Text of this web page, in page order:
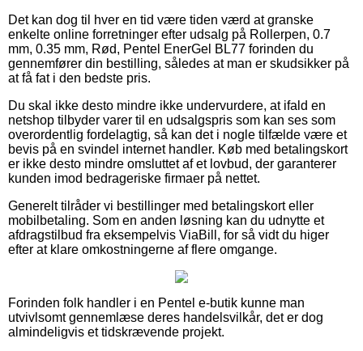
Det kan dog til hver en tid være tiden værd at granske
enkelte online forretninger efter udsalg på Rollerpen, 0.7
mm, 0.35 mm, Rød, Pentel EnerGel BL77 forinden du
gennemfører din bestilling, således at man er skudsikker på
at få fat i den bedste pris.
Du skal ikke desto mindre ikke undervurdere, at ifald en
netshop tilbyder varer til en udsalgspris som kan ses som
overordentlig fordelagtig, så kan det i nogle tilfælde være et
bevis på en svindel internet handler. Køb med betalingskort
er ikke desto mindre omsluttet af et lovbud, der garanterer
kunden imod bedrageriske firmaer på nettet.
Generelt tilråder vi bestillinger med betalingskort eller
mobilbetaling. Som en anden løsning kan du udnytte et
afdragstilbud fra eksempelvis ViaBill, for så vidt du higer
efter at klare omkostningerne af flere omgange.
Forinden folk handler i en Pentel e-butik kunne man
utvivlsomt gennemlæse deres handelsvilkår, det er dog
almindeligvis et tidskrævende projekt.